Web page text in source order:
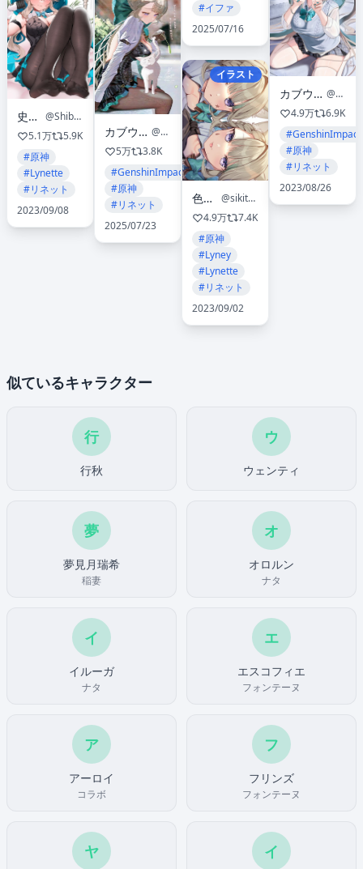
史本c16e4
@Shiben_c16e4
5.1万
5.9K
#原神
#Lynette
#リネット
2023/09/08
カブウサギ/KabuUsagi
@kabu_usa
5万
3.8K
#GenshinImpact
#原神
#リネット
2025/07/23
#イファ
2025/07/16
イラスト
色谷あすか
@sikitani_asuka
4.9万
7.4K
#原神
#Lyney
#Lynette
#リネット
2023/09/02
カブウサギ/KabuUsagi
@kabu_usa
4.9万
6.9K
#GenshinImpact
#原神
#リネット
2023/08/26
似ているキャラクター
行
行秋
ウ
ウェンティ
夢
夢見月瑞希
稲妻
オ
オロルン
ナタ
イ
イルーガ
ナタ
エ
エスコフィエ
フォンテーヌ
ア
アーロイ
コラボ
フ
フリンズ
フォンテーヌ
ヤ イ